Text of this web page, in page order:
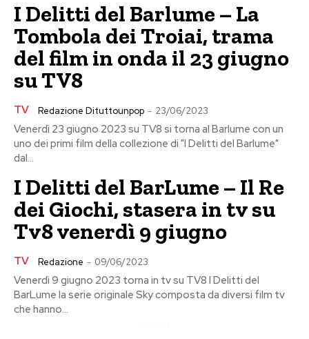
I Delitti del Barlume – La
Tombola dei Troiai, trama
del film in onda il 23 giugno
su TV8
TV Redazione Dituttounpop - 23/06/2023
Venerdì 23 giugno 2023 su TV8 si torna al Barlume con un
uno dei primi film della collezione di "I Delitti del Barlume"
dal...
I Delitti del BarLume – Il Re
dei Giochi, stasera in tv su
Tv8 venerdì 9 giugno
TV Redazione - 09/06/2023
Venerdì 9 giugno 2023 torna in tv su TV8 I Delitti del
BarLume la serie originale Sky composta da diversi film tv
che hanno...